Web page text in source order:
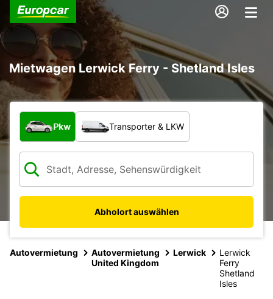
Mietwagen Lerwick Ferry - Shetland Isles
Welche Art von Fahrzeug?
Pkw Transporter & LKW
Abholort auswählen
Autovermietung
Autovermietung
United Kingdom
Lerwick
Lerwick
Ferry
Shetland
Isles